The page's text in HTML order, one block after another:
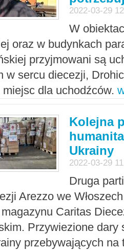
2022-03-29
W
oraz w budynkach
przyjmowani są
w sercu diecezji,
dla uchodźców.
Kolejna
Ukrainy
2022-03-29
Druga
Arezzo we
magazynu Caritas
Przywiezione dary
przebywających na